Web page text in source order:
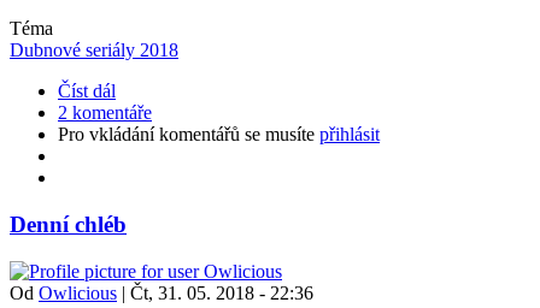
Téma
Dubnové seriály 2018
Číst dál
2 komentáře
Pro vkládání komentářů se musíte přihlásit
Denní chléb
Od Owlicious | Čt, 31. 05. 2018 - 22:36